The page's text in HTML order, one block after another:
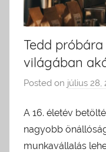
Tedd
világában
Posted on július 28,
A 16. életév
nagyobb
munkavállalás